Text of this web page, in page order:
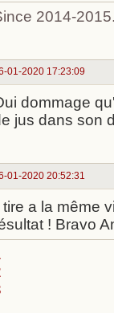
2014-
01-2020 17:23:09
dommage
jus dans son
01-2020 20:52:31
tire a la même
! Bravo